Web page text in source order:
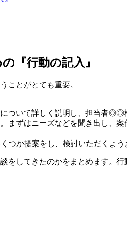
『行動の記入』
ことがとても重要。
いて詳しく説明し、担当者◎◎
はニーズなどを聞き出し、案
か提案をし、検討いただくよう
をしてきたのかをまとめます。